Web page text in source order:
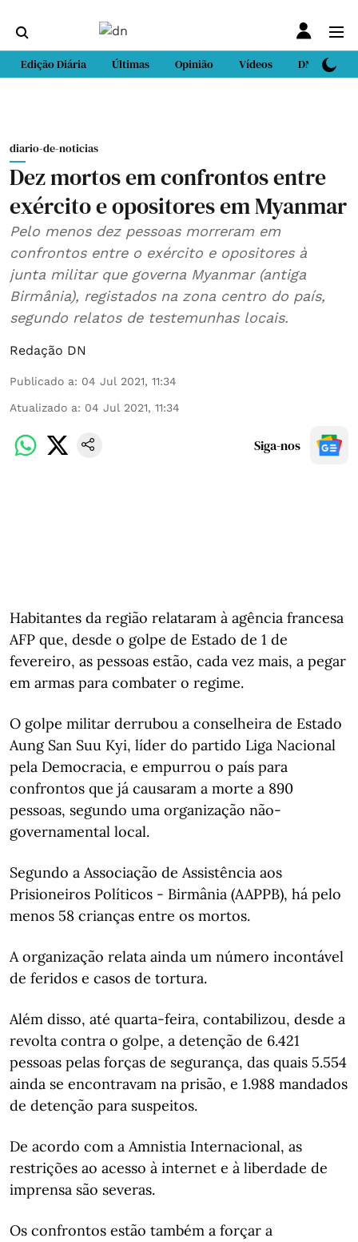
Edição Diária Últimas Opinião Vídeos DN Sport
diario-de-noticias
Dez mortos em confrontos entre
exército e opositores em Myanmar
Pelo menos dez pessoas morreram em
confrontos entre o exército e opositores à
junta militar que governa Myanmar (antiga
Birmânia), registados na zona centro do país,
segundo relatos de testemunhas locais.
Redação DN
Publicado a: 04 Jul 2021, 11:34
Atualizado a: 04 Jul 2021, 11:34
Siga-nos
Habitantes da região relataram à agência francesa
AFP que, desde o golpe de Estado de 1 de
fevereiro, as pessoas estão, cada vez mais, a pegar
em armas para combater o regime.
O golpe militar derrubou a conselheira de Estado
Aung San Suu Kyi, líder do partido Liga Nacional
pela Democracia, e empurrou o país para
confrontos que já causaram a morte a 890
pessoas, segundo uma organização não-
governamental local.
Segundo a Associação de Assistência aos
Prisioneiros Políticos - Birmânia (AAPPB), há pelo
menos 58 crianças entre os mortos.
A organização relata ainda um número incontável
de feridos e casos de tortura.
Além disso, até quarta-feira, contabilizou, desde a
revolta contra o golpe, a detenção de 6.421
pessoas pelas forças de segurança, das quais 5.554
ainda se encontravam na prisão, e 1.988 mandados
de detenção para suspeitos.
De acordo com a Amnistia Internacional, as
restrições ao acesso à internet e à liberdade de
imprensa são severas.
Os confrontos estão também a forçar a